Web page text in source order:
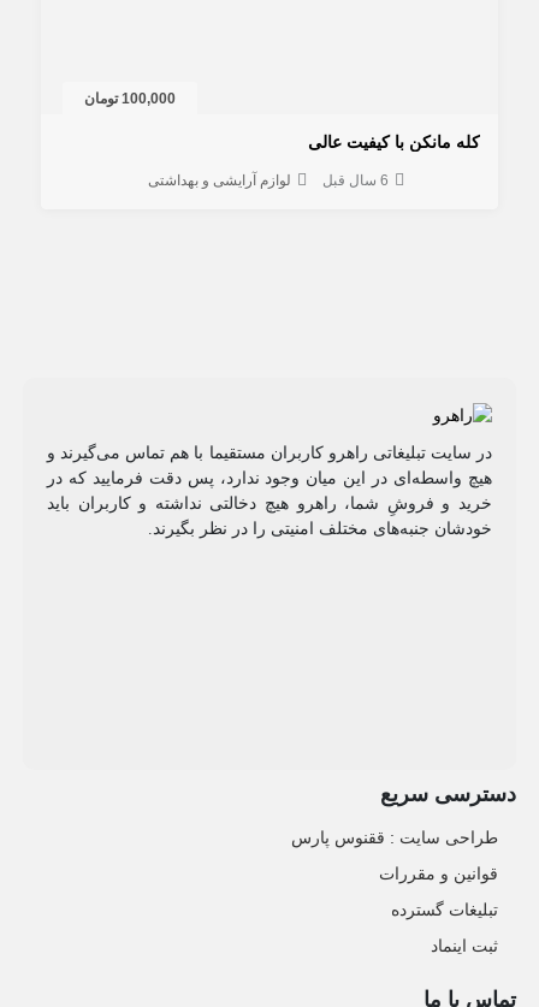
100,000 تومان
کله مانکن با کیفیت عالی
6 سال قبل لوازم آرایشی و بهداشتی
در سایت تبلیغاتی راهرو کاربران مستقیما با هم تماس می‌گیرند و
هیچ واسطه‌ای در این میان وجود ندارد، پس دقت فرمایید که در
خرید و فروشِ شما، راهرو هیچ دخالتی نداشته و کاربران باید
خودشان جنبه‌های مختلف امنیتی را در نظر بگیرند.
دسترسی سریع
طراحی سایت :‌ ققنوس پارس
قوانین و مقررات
تبلیغات گسترده
ثبت اینماد
تماس با ما